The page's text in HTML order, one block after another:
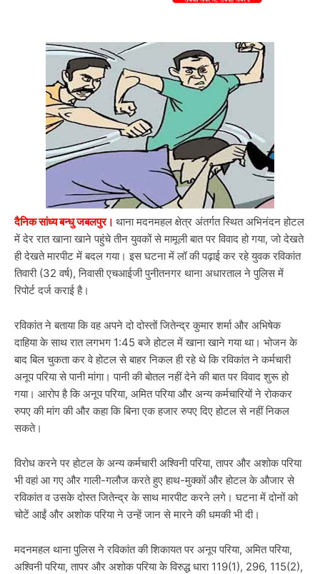
दैनिक सांध्य बन्धु जबलपुर। थाना मदनमहल क्षेत्र अंतर्गत स्थित अभिनंदन होटल
में देर रात खाना खाने पहुंचे तीन युवकों से मामूली बात पर विवाद हो गया, जो देखते
ही देखते मारपीट में बदल गया। इस घटना में लॉ की पढ़ाई कर रहे युवक रविकांत
तिवारी (32 वर्ष), निवासी एचआईजी पुनीतनगर थाना अधारताल ने पुलिस में
रिपोर्ट दर्ज कराई है।
रविकांत ने बताया कि वह अपने दो दोस्तों जितेन्द्र कुमार शर्मा और अभिषेक
दाहिया के साथ रात लगभग 1:45 बजे होटल में खाना खाने गया था। भोजन के
बाद बिल चुकता कर वे होटल से बाहर निकल ही रहे थे कि रविकांत ने कर्मचारी
अनूप परिया से पानी मांगा। पानी की बोतल नहीं देने की बात पर विवाद शुरू हो
गया। आरोप है कि अनूप परिया, अमित परिया और अन्य कर्मचारियों ने रोककर
रुपए की मांग की और कहा कि बिना एक हजार रुपए दिए होटल से नहीं निकल
सकते।
विरोध करने पर होटल के अन्य कर्मचारी अश्विनी परिया, तापर और अशोक परिया
भी वहां आ गए और गाली-गलौज करते हुए हाथ-मुक्कों और होटल के औजार से
रविकांत व उसके दोस्त जितेन्द्र के साथ मारपीट करने लगे। घटना में दोनों को
चोटें आईं और अशोक परिया ने उन्हें जान से मारने की धमकी भी दी।
मदनमहल थाना पुलिस ने रविकांत की शिकायत पर अनूप परिया, अमित परिया,
अश्विनी परिया, तापर और अशोक परिया के विरुद्ध धारा 119(1), 296, 115(2),